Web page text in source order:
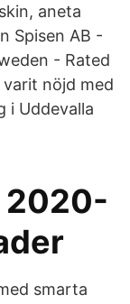
aneta
Spisen AB -
- Rated
varit nöjd med
i Uddevalla
2020-
smarta